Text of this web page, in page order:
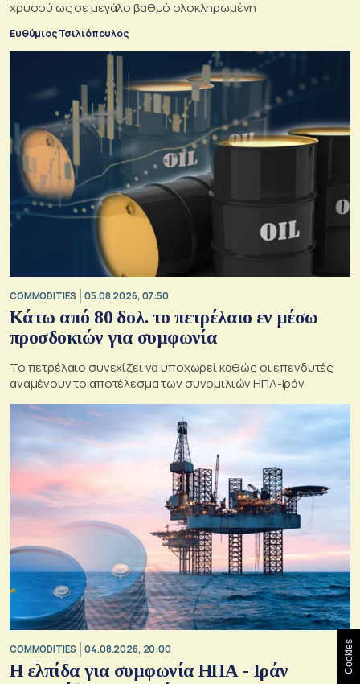
χρυσού ως σε μεγάλο βαθμό ολοκληρωμένη
Ευθύμιος Τσιλιόπουλος
COMMODITIES 05.08.2026, 07:50
Κάτω από 80 δολ. το πετρέλαιο εν μέσω
προσδοκιών για συμφωνία
Το πετρέλαιο συνεχίζει να υποχωρεί καθώς οι επενδυτές
αναμένουν το αποτέλεσμα των συνομιλιών ΗΠΑ-Ιράν
COMMODITIES 04.08.2026, 20:00
Η ελπίδα για συμφωνία ΗΠΑ - Ιράν
Cookies